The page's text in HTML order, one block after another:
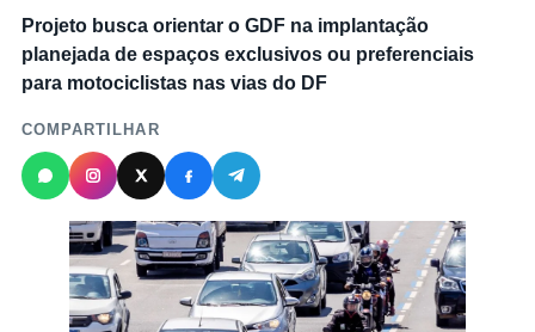
Projeto busca orientar o GDF na implantação
planejada de espaços exclusivos ou preferenciais
para motociclistas nas vias do DF
COMPARTILHAR